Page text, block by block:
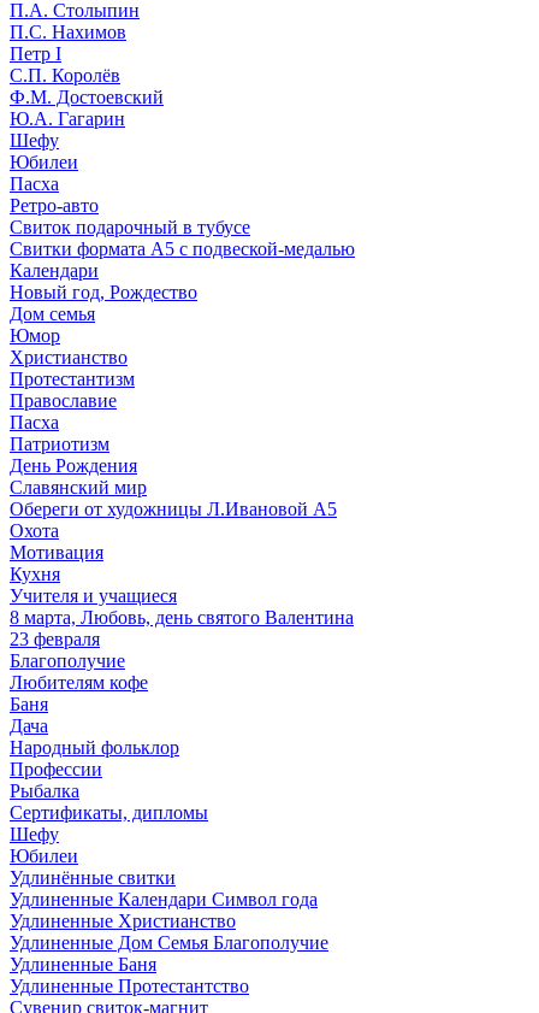
П.А. Столыпин
П.С. Нахимов
Петр I
С.П. Королёв
Ф.М. Достоевский
Ю.А. Гагарин
Шефу
Юбилеи
Пасха
Ретро-авто
Свиток подарочный в тубусе
Свитки формата А5 с подвеской-медалью
Календари
Новый год, Рождество
Дом семья
Юмор
Христианство
Протестантизм
Православие
Пасха
Патриотизм
День Рождения
Славянский мир
Обереги от художницы Л.Ивановой А5
Охота
Мотивация
Кухня
Учителя и учащиеся
8 марта, Любовь, день святого Валентина
23 февраля
Благополучие
Любителям кофе
Баня
Дача
Народный фольклор
Профессии
Рыбалка
Сертификаты, дипломы
Шефу
Юбилеи
Удлинённые свитки
Удлиненные Календари Символ года
Удлиненные Христианство
Удлиненные Дом Семья Благополучие
Удлиненные Баня
Удлиненные Протестантство
Сувенир свиток-магнит